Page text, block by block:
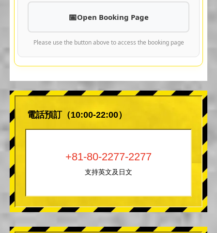
Open Booking Page
Please use the button above to access the booking page
電話預訂（10:00-22:00）
+81-80-2277-2277
支持英文及日文